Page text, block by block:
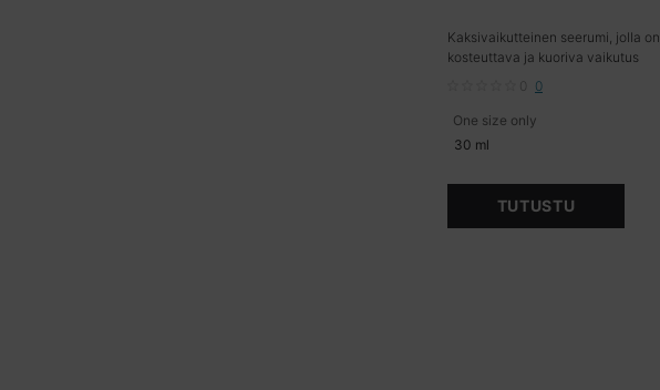
Kaksivaikutteinen seerumi, jolla on
kosteuttava ja kuoriva vaikutus
0
One size only
30 ml
TUTUSTU